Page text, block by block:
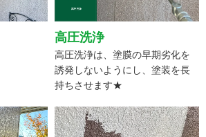
高圧洗浄
高圧洗浄は、塗膜の早期劣化を
誘発しないようにし、塗装を長
持ちさせます★